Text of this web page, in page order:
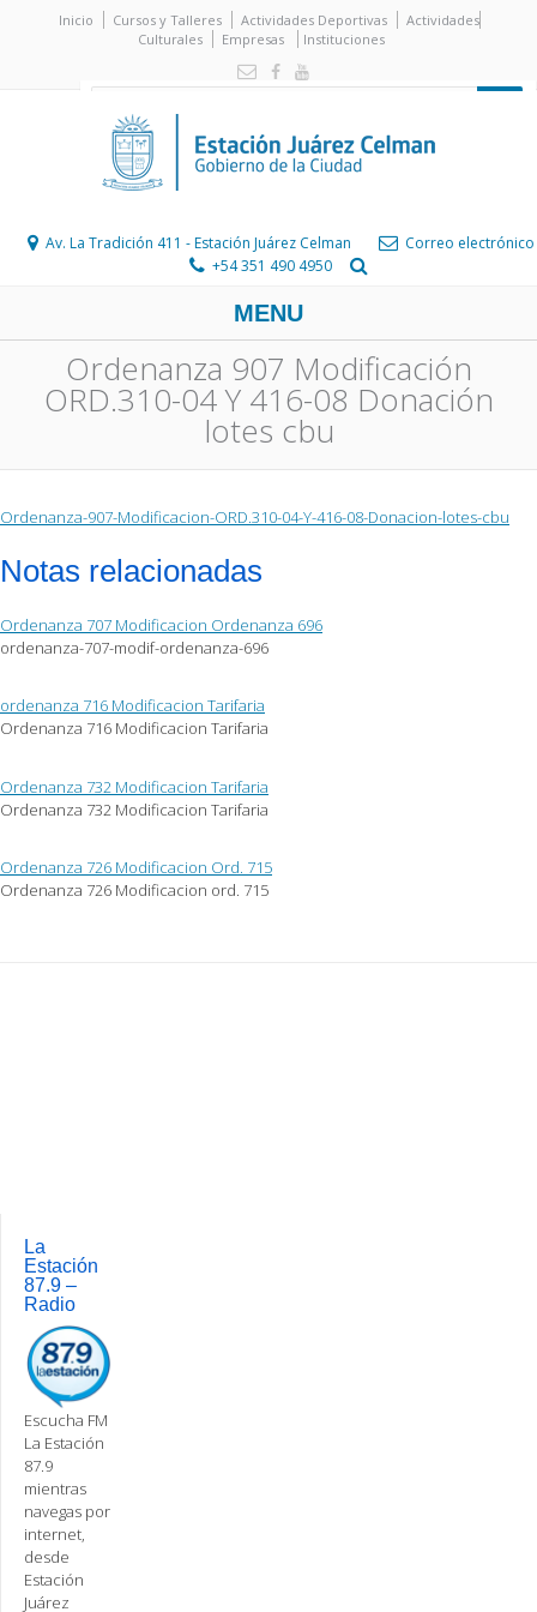
Inicio Cursos y Talleres Actividades Deportivas
Actividades
Culturales
Empresas Instituciones
Av. La Tradición 411 - Estación Juárez Celman
Correo electrónico
+54 351 490 4950
MENU
Ordenanza 907 Modificación
ORD.310-04 Y 416-08 Donación
lotes cbu
Ordenanza-907-Modificacion-ORD.310-04-Y-416-08-Donacion-lotes-cbu
Notas relacionadas
Ordenanza 707 Modificacion Ordenanza 696
ordenanza-707-modif-ordenanza-696
ordenanza 716 Modificacion Tarifaria
Ordenanza 716 Modificacion Tarifaria
Ordenanza 732 Modificacion Tarifaria
Ordenanza 732 Modificacion Tarifaria
Ordenanza 726 Modificacion Ord. 715
Ordenanza 726 Modificacion ord. 715
La
Estación
87.9 –
Radio
Escucha FM
La Estación
87.9
mientras
navegas por
internet,
desde
Estación
Juárez